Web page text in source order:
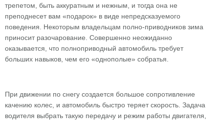
трепетом, быть аккуратным и нежным, и тогда она не
преподнесет вам «подарок» в виде непредсказуемого
поведения. Некоторым владельцам полно-приводников зима
приносит разочарование. Совершенно неожиданно
оказывается, что полноприводный автомобиль требует
больших навыков, чем его «однополые» собратья.
При движении по снегу создается большое сопротивление
качению колес, и автомобиль быстро теряет скорость. Задача
водителя выбрать такую передачу и режим работы двигателя,